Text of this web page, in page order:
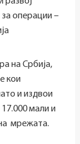
операции –
на Србија,
кои
и издвои
мали и
мрежата.